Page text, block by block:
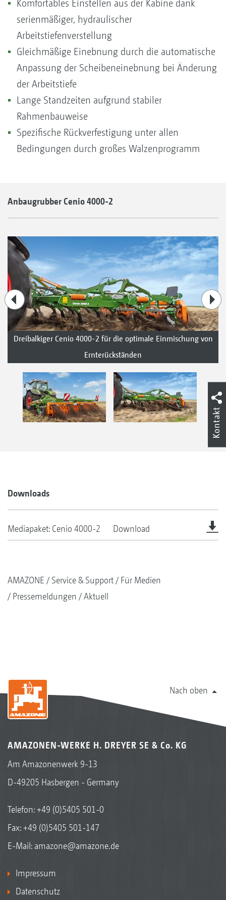
Komfortables Einstellen aus der Kabine dank
serienmäßiger, hydraulischer
Arbeitstiefenverstellung
Gleichmäßige Einebnung durch die automatische
Anpassung der Scheibeneinebnung bei Änderung
der Arbeitstiefe
Lange Standzeiten aufgrund stabiler
Rahmenbauweise
Spezifische Rückverfestigung unter allen
Bedingungen durch großes Walzenprogramm
Anbaugrubber Cenio 4000-2
Dreibalkiger Cenio 4000-2 für die optimale Einmischung von
Ernterückständen
Downloads
Mediapaket: Cenio 4000-2 Download
AMAZONE Service & Support
Für Medien
Pressemeldungen
Aktuell
Nach oben
AMAZONEN-WERKE H. DREYER SE & Co. KG
Am Amazonenwerk 9-13
D-49205 Hasbergen - Germany
Telefon:+49 (0)5405 501-0
Fax: +49 (0)5405 501-147
E-Mail: amazone@amazone.de
Impressum
Datenschutz
Kontakt